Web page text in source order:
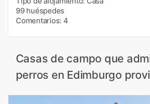
99 huéspedes
Comentarios: 4
Casas de campo que
perros en Edimburgo